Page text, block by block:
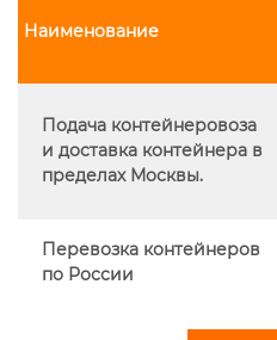
Наименование
Подача контейнеровоза
и доставка контейнера в
пределах Москвы.
Перевозка контейнеров
по России